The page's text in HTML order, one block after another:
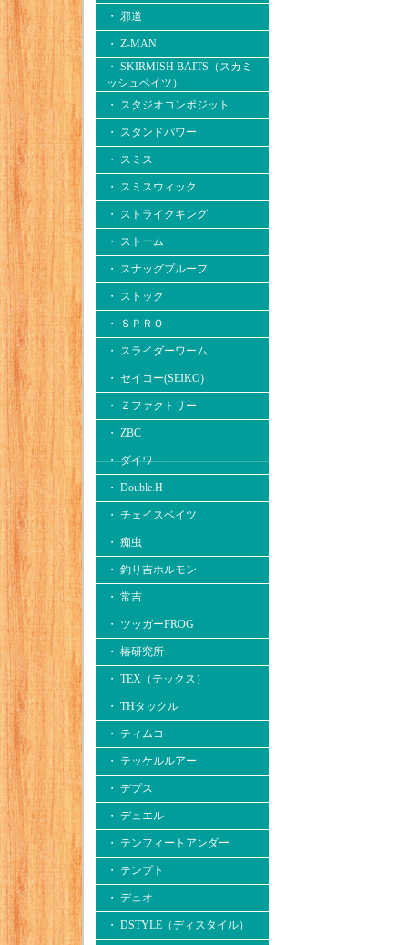
・ 邪道
・ Z-MAN
・ SKIRMISH BAITS（スカミ
ッシュベイツ）
・ スタジオコンポジット
・ スタンドパワー
・ スミス
・ スミスウィック
・ ストライクキング
・ ストーム
・ スナッグプルーフ
・ ストック
・ ＳＰＲＯ
・ スライダーワーム
・ セイコー(SEIKO)
・ Ｚファクトリー
・ ZBC
・ ダイワ
・ Double.H
・ チェイスベイツ
・ 痴虫
・ 釣り吉ホルモン
・ 常吉
・ ツッガーFROG
・ 椿研究所
・ TEX（テックス）
・ THタックル
・ ティムコ
・ テッケルルアー
・ デプス
・ デュエル
・ テンフィートアンダー
・ テンプト
・ デュオ
・ DSTYLE（ディスタイル）